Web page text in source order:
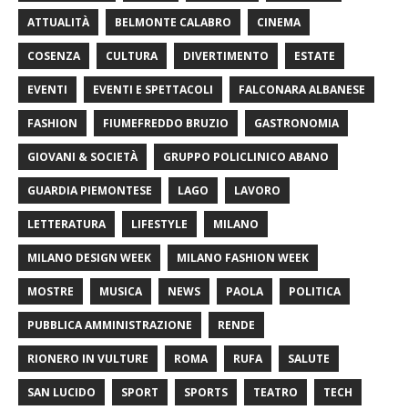
ATTUALITÀ BELMONTE CALABRO CINEMA
COSENZA CULTURA DIVERTIMENTO ESTATE
EVENTI EVENTI E SPETTACOLI FALCONARA ALBANESE
FASHION FIUMEFREDDO BRUZIO GASTRONOMIA
GIOVANI & SOCIETÀ GRUPPO POLICLINICO ABANO
GUARDIA PIEMONTESE LAGO LAVORO
LETTERATURA LIFESTYLE MILANO
MILANO DESIGN WEEK MILANO FASHION WEEK
MOSTRE MUSICA NEWS PAOLA POLITICA
PUBBLICA AMMINISTRAZIONE RENDE
RIONERO IN VULTURE ROMA RUFA SALUTE
SAN LUCIDO SPORT SPORTS TEATRO TECH